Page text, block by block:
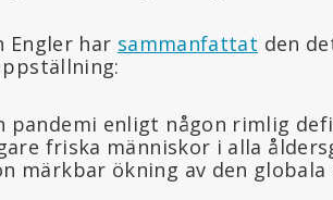
Engler har sammanfattat den
pandemi enligt någon rimlig
friska människor i alla
märkbar ökning av den globala